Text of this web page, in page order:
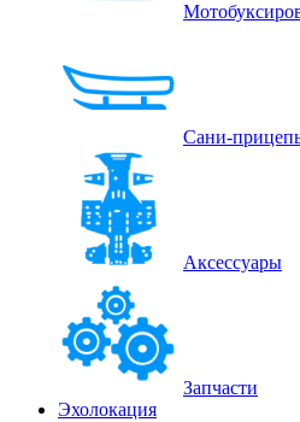
Сани-
Аксессуары
Запчасти
Эхолокация